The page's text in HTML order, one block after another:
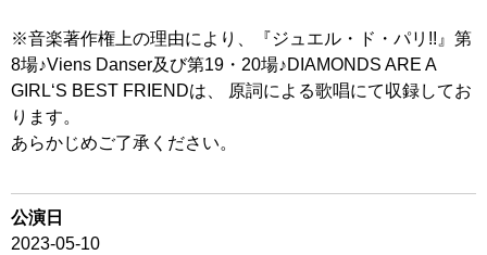
※音楽著作権上の理由により、『ジュエル・ド・パリ!!』第
8場♪Viens Danser及び第19・20場♪DIAMONDS ARE A
GIRL‘S BEST FRIENDは、 原詞による歌唱にて収録してお
ります。
あらかじめご了承ください。
公演日
2023-05-10